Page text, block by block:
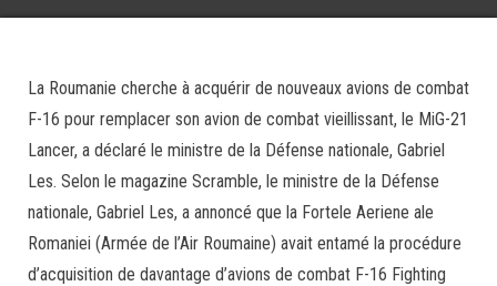
La Roumanie cherche à acquérir de nouveaux avions de combat
F-16 pour remplacer son avion de combat vieillissant, le MiG-21
Lancer, a déclaré le ministre de la Défense nationale, Gabriel
Les. Selon le magazine Scramble, le ministre de la Défense
nationale, Gabriel Les, a annoncé que la Fortele Aeriene ale
Romaniei (Armée de l’Air Roumaine) avait entamé la procédure
d’acquisition de davantage d’avions de combat F-16 Fighting